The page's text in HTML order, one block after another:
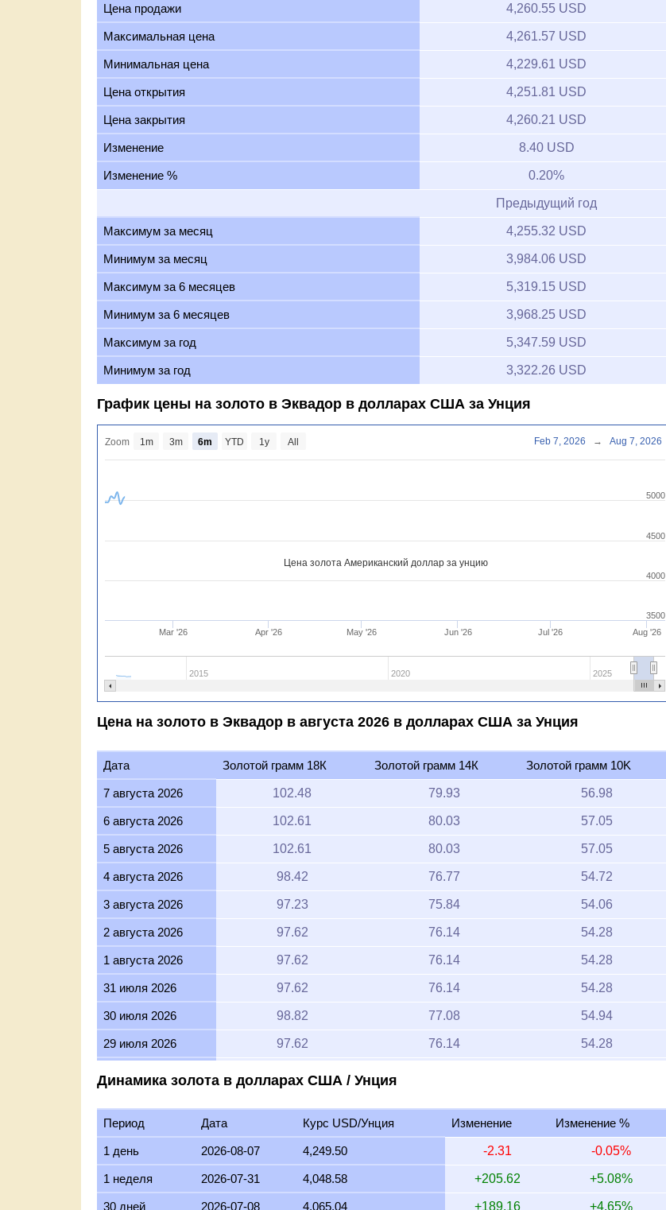
Цена продажи 4,260.55 USD
Максимальная цена 4,261.57 USD
Минимальная цена 4,229.61 USD
Цена открытия 4,251.81 USD
Цена закрытия 4,260.21 USD
Изменение 8.40 USD
Изменение % 0.20%
Предыдущий год
Максимум за месяц 4,255.32 USD
Минимум за месяц 3,984.06 USD
Максимум за 6 месяцев 5,319.15 USD
Минимум за 6 месяцев 3,968.25 USD
Максимум за год 5,347.59 USD
Минимум за год 3,322.26 USD
График цены на золото в Эквадор в долларах США за Унция
Цена золота Американский доллар за унцию
Mar '26 Apr '26 May '26 Jun '26 Jul '26 Aug '26
2015 2020 2025
4000
4500
5000
3500
Zoom 1m 3m 6m YTD 1y All Feb 7, 2026 → Aug 7, 2026
Цена на золото в Эквадор в августа 2026 в долларах США за Унция
Дата Золотой грамм 18К Золотой грамм 14К Золотой грамм 10K
7 августа 2026 102.48 79.93 56.98
6 августа 2026 102.61 80.03 57.05
5 августа 2026 102.61 80.03 57.05
4 августа 2026 98.42 76.77 54.72
3 августа 2026 97.23 75.84 54.06
2 августа 2026 97.62 76.14 54.28
1 августа 2026 97.62 76.14 54.28
31 июля 2026 97.62 76.14 54.28
30 июля 2026 98.82 77.08 54.94
29 июля 2026 97.62 76.14 54.28
26 июля 2026 97.62 76.14 54.28
25 июля 2026 97.62 54.28
24 июля 2026 98.02 54.50
Динамика золота в долларах США / Унция
Период Дата Курс USD/Унция Изменение Изменение %
1 день 2026-08-07 4,249.50 -2.31 -0.05%
1 неделя 2026-07-31 4,048.58 +205.62 +5.08%
30 дней 2026-07-08 4,065.04 +189.16 +4.65%